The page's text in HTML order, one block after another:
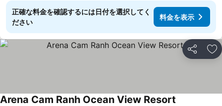
正確な料金を確認するには日付を選択してく
ださい
料金を表示
シェア お
Arena Cam Ranh Ocean View Resort